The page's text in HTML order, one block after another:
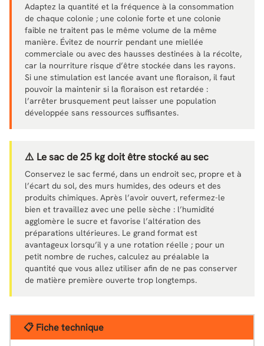
Adaptez la quantité et la fréquence à la consommation
de chaque colonie ; une colonie forte et une colonie
faible ne traitent pas le même volume de la même
manière. Évitez de nourrir pendant une miellée
commerciale ou avec des hausses destinées à la récolte,
car la nourriture risque d’être stockée dans les rayons.
Si une stimulation est lancée avant une floraison, il faut
pouvoir la maintenir si la floraison est retardée :
l’arrêter brusquement peut laisser une population
développée sans ressources suffisantes.
⚠️ Le sac de 25 kg doit être stocké au sec
Conservez le sac fermé, dans un endroit sec, propre et à
l’écart du sol, des murs humides, des odeurs et des
produits chimiques. Après l’avoir ouvert, refermez-le
bien et travaillez avec une pelle sèche : l’humidité
agglomère le sucre et favorise l’altération des
préparations ultérieures. Le grand format est
avantageux lorsqu’il y a une rotation réelle ; pour un
petit nombre de ruches, calculez au préalable la
quantité que vous allez utiliser afin de ne pas conserver
de matière première ouverte trop longtemps.
📋 Fiche technique